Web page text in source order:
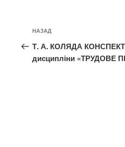
Навігація
записів
Попередній
запис:
НАЗАД
Т. А. КОЛЯДА КОНСПЕКТ
дисципліни «ТРУДОВЕ